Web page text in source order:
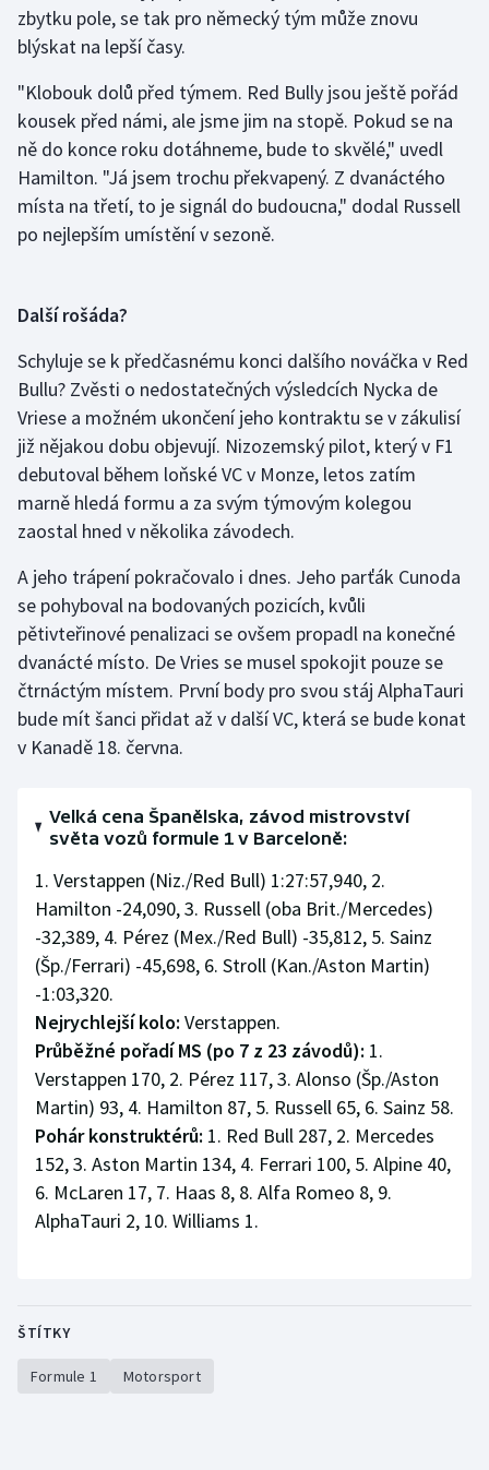
Stolní tenis
Veslování
Vodní slalom
Volejbal
zbytku pole, se tak pro německý tým může znovu
blýskat na lepší časy.
"Klobouk dolů před týmem. Red Bully jsou ještě pořád
kousek před námi, ale jsme jim na stopě. Pokud se na
ně do konce roku dotáhneme, bude to skvělé," uvedl
Hamilton. "Já jsem trochu překvapený. Z dvanáctého
místa na třetí, to je signál do budoucna," dodal Russell
po nejlepším umístění v sezoně.
Další rošáda?
Schyluje se k předčasnému konci dalšího nováčka v Red
Bullu? Zvěsti o nedostatečných výsledcích Nycka de
Vriese a možném ukončení jeho kontraktu se v zákulisí
již nějakou dobu objevují. Nizozemský pilot, který v F1
debutoval během loňské VC v Monze, letos zatím
marně hledá formu a za svým týmovým kolegou
zaostal hned v několika závodech.
A jeho trápení pokračovalo i dnes. Jeho parťák Cunoda
se pohyboval na bodovaných pozicích, kvůli
pětivteřinové penalizaci se ovšem propadl na konečné
dvanácté místo. De Vries se musel spokojit pouze se
čtrnáctým místem. První body pro svou stáj AlphaTauri
bude mít šanci přidat až v další VC, která se bude konat
v Kanadě 18. června.
Velká cena Španělska, závod mistrovství
světa vozů formule 1 v Barceloně:
1. Verstappen (Niz./Red Bull) 1:27:57,940, 2.
Hamilton -24,090, 3. Russell (oba Brit./Mercedes)
-32,389, 4. Pérez (Mex./Red Bull) -35,812, 5. Sainz
(Šp./Ferrari) -45,698, 6. Stroll (Kan./Aston Martin)
-1:03,320.
Nejrychlejší kolo: Verstappen.
Průběžné pořadí MS (po 7 z 23 závodů): 1.
Verstappen 170, 2. Pérez 117, 3. Alonso (Šp./Aston
Martin) 93, 4. Hamilton 87, 5. Russell 65, 6. Sainz 58.
Pohár konstruktérů: 1. Red Bull 287, 2. Mercedes
152, 3. Aston Martin 134, 4. Ferrari 100, 5. Alpine 40,
6. McLaren 17, 7. Haas 8, 8. Alfa Romeo 8, 9.
AlphaTauri 2, 10. Williams 1.
ŠTÍTKY
Formule 1 Motorsport